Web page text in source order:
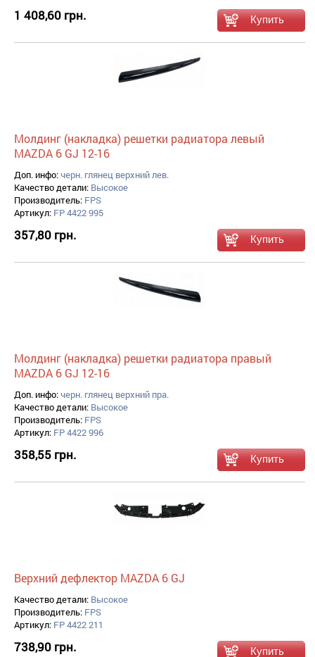
1 408,60 грн.
Молдинг (накладка) решетки радиатора левый
MAZDA 6 GJ 12-16
Доп. инфо:черн. глянец верхний лев.
Качество детали: Высокое
Производитель: FPS
Артикул: FP 4422 995
357,80 грн.
Молдинг (накладка) решетки радиатора правый
MAZDA 6 GJ 12-16
Доп. инфо:черн. глянец верхний пра.
Качество детали: Высокое
Производитель: FPS
Артикул: FP 4422 996
358,55 грн.
Верхний дефлектор MAZDA 6 GJ
Качество детали: Высокое
Производитель: FPS
Артикул: FP 4422 211
738,90 грн.